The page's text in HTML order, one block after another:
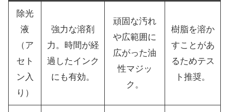
除光
液
（ア
セト
ン入
り）
強力な溶剤
力。時間が経
過したインク
にも有効。
頑固な汚れ
や広範囲に
広がった油
性マジッ
ク。
樹脂を溶か
すことがあ
るためテス
ト推奨。